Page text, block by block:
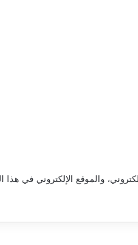
والموقع الإلكتروني في هذا